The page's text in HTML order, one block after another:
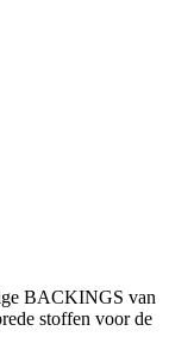
BACKINGS van
stoffen voor de